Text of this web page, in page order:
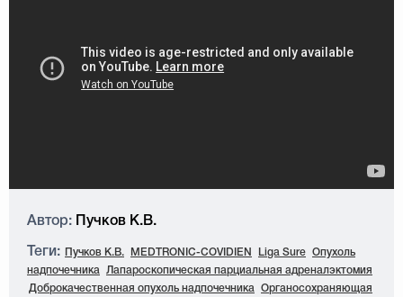
Автор: Пучков К.В.
Теги: Пучков К.В. MEDTRONIC-COVIDIEN Liga Sure
Опухоль
надпочечника
Лапароскопическая парциальная адреналэктомия
Доброкачественная опухоль надпочечника
Органосохраняющая